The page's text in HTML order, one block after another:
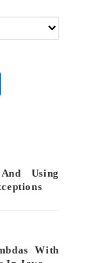
Using
With